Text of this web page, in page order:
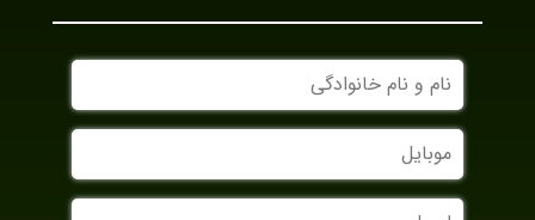
نام
و
نام
خانوادگی
موبایل
ایمیل